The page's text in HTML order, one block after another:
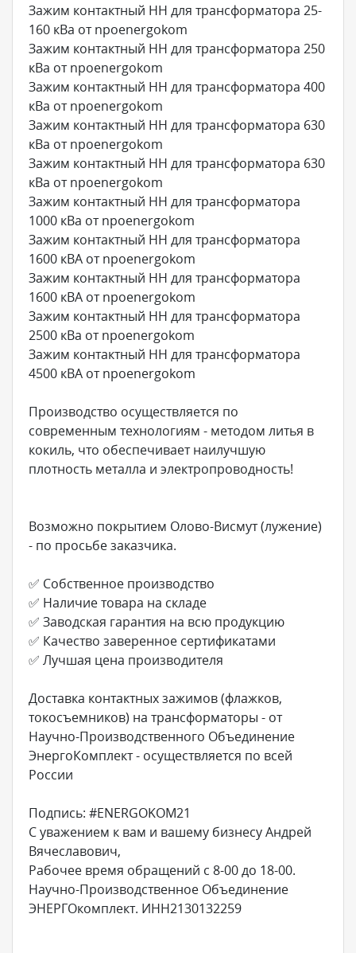
Зажим контактный НН для трансформатора 25-
160 кВа от npoenergokom
Зажим контактный НН для трансформатора 250
кВа от npoenergokom
Зажим контактный НН для трансформатора 400
кВа от npoenergokom
Зажим контактный НН для трансформатора 630
кВа от npoenergokom
Зажим контактный НН для трансформатора 630
кВа от npoenergokom
Зажим контактный НН для трансформатора
1000 кВа от npoenergokom
Зажим контактный НН для трансформатора
1600 кВА от npoenergokom
Зажим контактный НН для трансформатора
1600 кВА от npoenergokom
Зажим контактный НН для трансформатора
2500 кВа от npoenergokom
Зажим контактный НН для трансформатора
4500 кВА от npoenergokom
Производство осуществляется по
современным технологиям - методом литья в
кокиль, что обеспечивает наилучшую
плотность металла и электропроводность!
Возможно покрытием Олово-Висмут (лужение)
- по просьбе заказчика.
✅ Собственное производство
✅ Наличие товара на складе
✅ Заводская гарантия на всю продукцию
✅ Качество заверенное сертификатами
✅ Лучшая цена производителя
Доставка контактных зажимов (флажков,
токосъемников) на трансформаторы - от
Научно-Производственного Объединение
ЭнергоКомплект - осуществляется по всей
России
Подпись: #ENERGOKOM21
С уважением к вам и вашему бизнесу Андрей
Вячеславович,
Рабочее время обращений с 8-00 до 18-00.
Научно-Производственное Объединение
ЭНЕРГОкомплект. ИНН2130132259